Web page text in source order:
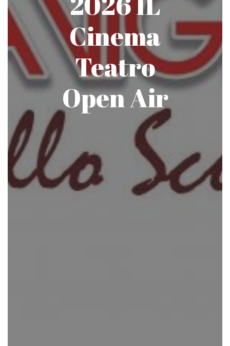
Cinema
Teatro
Open Air